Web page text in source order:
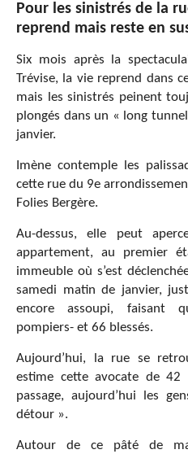
Pour les sinistrés de la
reprend mais reste en
Six mois après la
Trévise, la vie reprend dans
mais les sinistrés peinent
plongés dans un « long
janvier.
Imène contemple les
cette rue du 9e
Folies Bergère.
Au-dessus, elle peut
appartement, au premier
immeuble où s’est
samedi matin de janvier,
encore assoupi, faisant
pompiers- et 66 blessés.
Aujourd’hui, la rue se
estime cette avocate de
passage, aujourd’hui les
détour ».
Autour de ce pâté de